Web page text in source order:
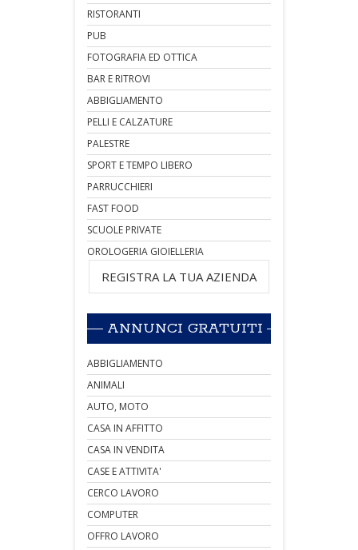
RISTORANTI
PUB
FOTOGRAFIA ED OTTICA
BAR E RITROVI
ABBIGLIAMENTO
PELLI E CALZATURE
PALESTRE
SPORT E TEMPO LIBERO
PARRUCCHIERI
FAST FOOD
SCUOLE PRIVATE
OROLOGERIA GIOIELLERIA
REGISTRA LA TUA AZIENDA
ANNUNCI GRATUITI
ABBIGLIAMENTO
ANIMALI
AUTO, MOTO
CASA IN AFFITTO
CASA IN VENDITA
CASE E ATTIVITA'
CERCO LAVORO
COMPUTER
OFFRO LAVORO